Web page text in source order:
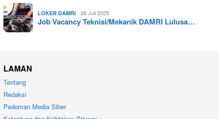
LOKER DAMRI 26 Juli 2025
Job Vacancy Teknisi/Mekanik DAMRI Lulusa…
LAMAN
Tentang
Redaksi
Pedoman Media Siber